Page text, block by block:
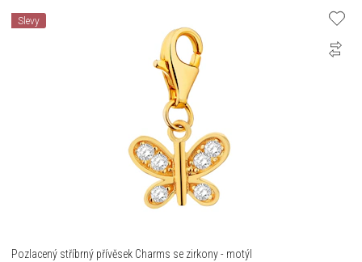
Slevy
Pozlacený stříbrný přívěsek Charms se zirkony - motýl